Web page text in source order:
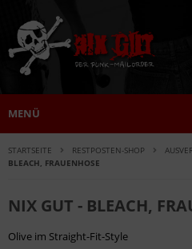
MENÜ
STARTSEITE RESTPOSTEN-SHOP
BLEACH, FRAUENHOSE
NIX GUT - BLEACH,
Olive im Straight-Fit-Style